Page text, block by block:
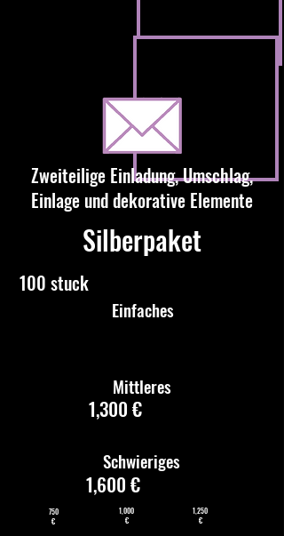
Zweiteilige Einladung, Umschlag,
Einlage und dekorative Elemente
Silberpaket
100 stuck
Einfaches
1,300 €
Mittleres
1,600 €
Schwieriges
750
€
1,000
€
1,250
€